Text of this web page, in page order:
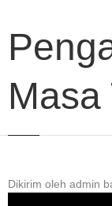
Masa
Dikirim oleh admin